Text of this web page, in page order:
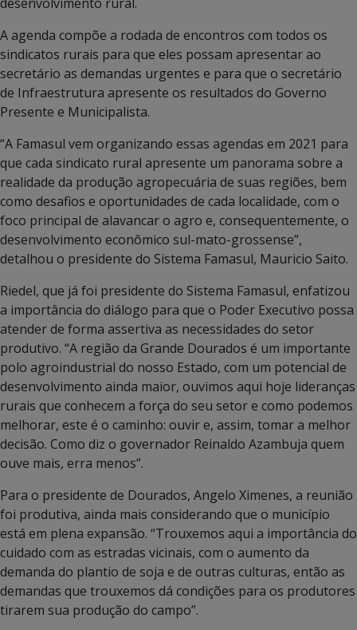
desenvolvimento rural.
A agenda compõe a rodada de encontros com todos os
sindicatos rurais para que eles possam apresentar ao
secretário as demandas urgentes e para que o secretário
de Infraestrutura apresente os resultados do Governo
Presente e Municipalista.
“A Famasul vem organizando essas agendas em 2021 para
que cada sindicato rural apresente um panorama sobre a
realidade da produção agropecuária de suas regiões, bem
como desafios e oportunidades de cada localidade, com o
foco principal de alavancar o agro e, consequentemente, o
desenvolvimento econômico sul-mato-grossense”,
detalhou o presidente do Sistema Famasul, Mauricio Saito.
Riedel, que já foi presidente do Sistema Famasul, enfatizou
a importância do diálogo para que o Poder Executivo possa
atender de forma assertiva as necessidades do setor
produtivo. “A região da Grande Dourados é um importante
polo agroindustrial do nosso Estado, com um potencial de
desenvolvimento ainda maior, ouvimos aqui hoje lideranças
rurais que conhecem a força do seu setor e como podemos
melhorar, este é o caminho: ouvir e, assim, tomar a melhor
decisão. Como diz o governador Reinaldo Azambuja quem
ouve mais, erra menos”.
Para o presidente de Dourados, Angelo Ximenes, a reunião
foi produtiva, ainda mais considerando que o município
está em plena expansão. “Trouxemos aqui a importância do
cuidado com as estradas vicinais, com o aumento da
demanda do plantio de soja e de outras culturas, então as
demandas que trouxemos dá condições para os produtores
tirarem sua produção do campo”.